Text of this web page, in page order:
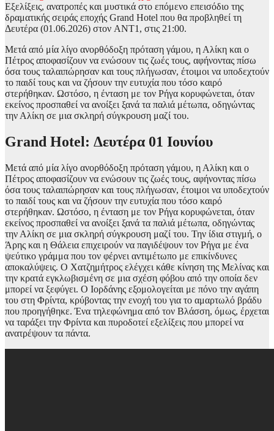
Εξελίξεις, ανατροπές και μυστικά στo επόμενo επεισόδιo της
δραματικής σειράς εποχής Grand Hotel που θα προβληθεί τη
Δευτέρα (01.06.2026) στον ANT1, στις 21:00.
Μετά από μία λίγο ανορθόδοξη πρόταση γάμου, η Αλίκη και ο
Πέτρος αποφασίζουν να ενώσουν τις ζωές τους, αφήνοντας πίσω
όσα τους ταλαιπώρησαν και τους πλήγωσαν, έτοιμοι να υποδεχτούν
το παιδί τους και να ζήσουν την ευτυχία που τόσο καιρό
στερήθηκαν. Ωστόσο, η ένταση με τον Ρήγα κορυφώνεται, όταν
εκείνος προσπαθεί να ανοίξει ξανά τα παλιά μέτωπα, οδηγώντας
την Αλίκη σε μια σκληρή σύγκρουση μαζί του.
Grand Hotel: Δευτέρα 01 Ιουνίου
Μετά από μία λίγο ανορθόδοξη πρόταση γάμου, η Αλίκη και ο
Πέτρος αποφασίζουν να ενώσουν τις ζωές τους, αφήνοντας πίσω
όσα τους ταλαιπώρησαν και τους πλήγωσαν, έτοιμοι να υποδεχτούν
το παιδί τους και να ζήσουν την ευτυχία που τόσο καιρό
στερήθηκαν. Ωστόσο, η ένταση με τον Ρήγα κορυφώνεται, όταν
εκείνος προσπαθεί να ανοίξει ξανά τα παλιά μέτωπα, οδηγώντας
την Αλίκη σε μια σκληρή σύγκρουση μαζί του. Την ίδια στιγμή, ο
Άρης και η Θάλεια επιχειρούν να παγιδέψουν τον Ρήγα με ένα
ψεύτικο γράμμα που τον φέρνει αντιμέτωπο με επικίνδυνες
αποκαλύψεις. Ο Χατζημήτρος ελέγχει κάθε κίνηση της Μελίνας και
την κρατά εγκλωβισμένη σε μια σχέση φόβου από την οποία δεν
μπορεί να ξεφύγει. Ο Ιορδάνης εξομολογείται με πόνο την αγάπη
του στη Φρίντα, κρύβοντας την ενοχή του για το αμαρτωλό βράδυ
που προηγήθηκε. Ένα τηλεφώνημα από τον Βλάσση, όμως, έρχεται
να ταράξει την Φρίντα και πυροδοτεί εξελίξεις που μπορεί να
ανατρέψουν τα πάντα.